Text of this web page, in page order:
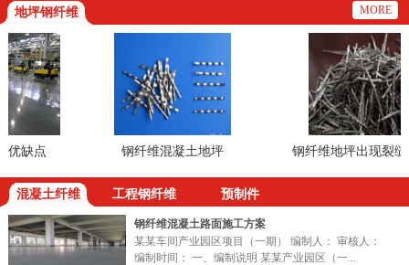
地坪钢纤维 MORE
缺点 钢纤维混凝土地坪 钢纤维地坪出现裂缝怎
混凝土纤维 工程钢纤维 预制件
钢纤维混凝土路面施工方案
某某车间产业园区项目（一期） 编制人： 审核人：
编制时间： 一、编制说明 某某产业园区（一...